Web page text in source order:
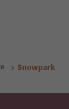
Snowpark